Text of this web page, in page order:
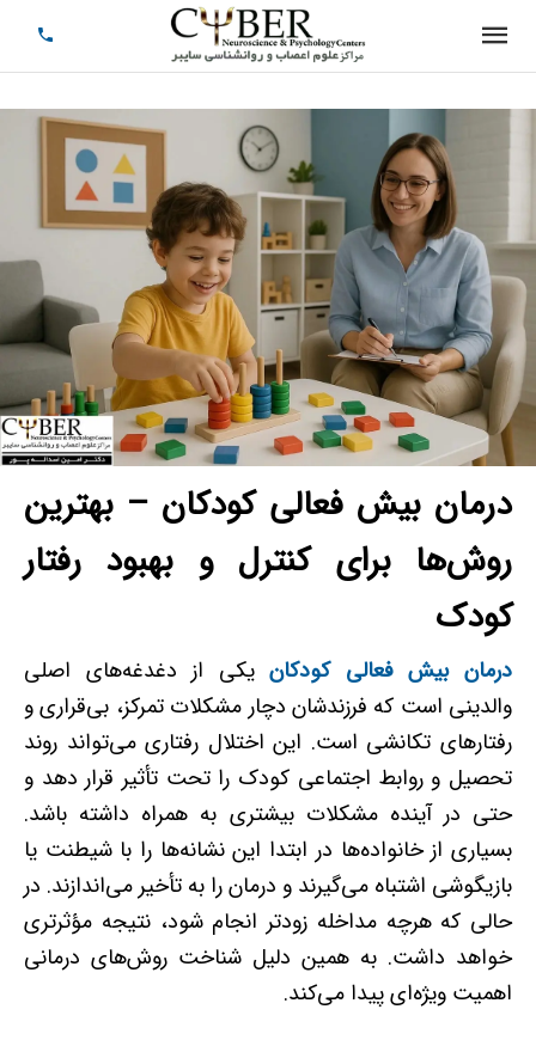
درمان بیش فعالی کودکان – بهترین
روش‌ها برای کنترل و بهبود رفتار
کودک
درمان بیش فعالی کودکانیکی از دغدغه‌های اصلی
والدینی است که فرزندشان دچار مشکلات تمرکز، بی‌قراری و
رفتارهای تکانشی است. این اختلال رفتاری می‌تواند روند
تحصیل و روابط اجتماعی کودک را تحت تأثیر قرار دهد و
حتی در آینده مشکلات بیشتری به همراه داشته باشد.
بسیاری از خانواده‌ها در ابتدا این نشانه‌ها را با شیطنت یا
بازیگوشی اشتباه می‌گیرند و درمان را به تأخیر می‌اندازند. در
حالی که هرچه مداخله زودتر انجام شود، نتیجه مؤثرتری
خواهد داشت. به همین دلیل شناخت روش‌های درمانی
اهمیت ویژه‌ای پیدا می‌کند.